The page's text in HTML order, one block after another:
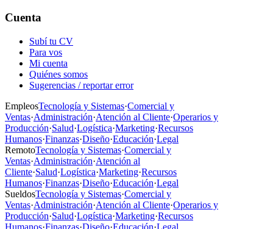
Cuenta
Subí tu CV
Para vos
Mi cuenta
Quiénes somos
Sugerencias / reportar error
EmpleosTecnología y Sistemas·Comercial y
Ventas·Administración·Atención al Cliente·Operarios y
Producción·Salud·Logística·Marketing·Recursos
Humanos·Finanzas·Diseño·Educación·Legal
RemotoTecnología y Sistemas·Comercial y
Ventas·Administración·Atención al
Cliente·Salud·Logística·Marketing·Recursos
Humanos·Finanzas·Diseño·Educación·Legal
SueldosTecnología y Sistemas·Comercial y
Ventas·Administración·Atención al Cliente·Operarios y
Producción·Salud·Logística·Marketing·Recursos
Humanos·Finanzas·Diseño·Educación·Legal